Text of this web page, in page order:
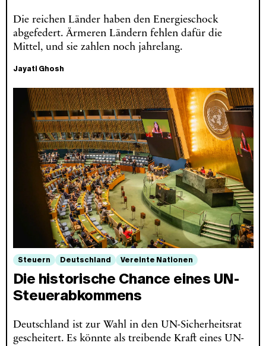
Die reichen Länder haben den Energieschock
abgefedert. Ärmeren Ländern fehlen dafür die
Mittel, und sie zahlen noch jahrelang.
Jayati Ghosh
Steuern Deutschland Vereinte Nationen
Die historische Chance eines UN-
Steuerabkommens
Deutschland ist zur Wahl in den UN-Sicherheitsrat
gescheitert. Es könnte als treibende Kraft eines UN-